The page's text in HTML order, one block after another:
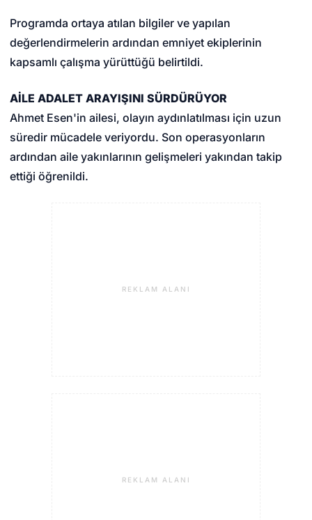
Programda ortaya atılan bilgiler ve yapılan
değerlendirmelerin ardından emniyet ekiplerinin
kapsamlı çalışma yürüttüğü belirtildi.
AİLE ADALET ARAYIŞINI SÜRDÜRÜYOR
Ahmet Esen'in ailesi, olayın aydınlatılması için uzun
süredir mücadele veriyordu. Son operasyonların
ardından aile yakınlarının gelişmeleri yakından takip
ettiği öğrenildi.
REKLAM ALANI
REKLAM ALANI